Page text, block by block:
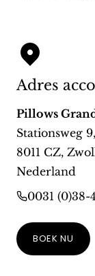
Adres
Pillows
Stationsweg 9,
8011 CZ,
Nederland
0031 (0)38-
BOEK NU